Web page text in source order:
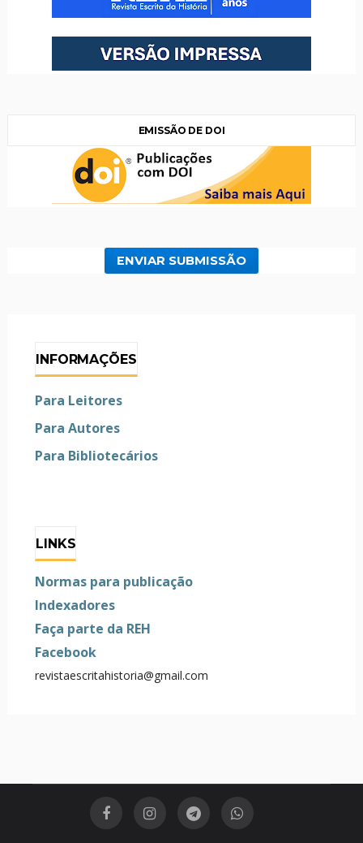
EMISSÃO DE DOI
ENVIAR SUBMISSÃO
INFORMAÇÕES
Para Leitores
Para Autores
Para Bibliotecários
LINKS
Normas para publicação
Indexadores
Faça parte da REH
Facebook
revistaescritahistoria@gmail.com